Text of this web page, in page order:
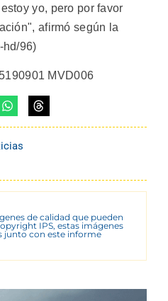
yo, pero por favor
afirmó según la
hd/96)
MVD006
de calidad que pueden
IPS, estas imágenes
junto con este informe